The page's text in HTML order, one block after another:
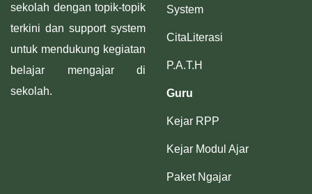
sekolah dengan topik-topik
terkini dan support system
untuk mendukung kegiatan
belajar mengajar di
sekolah.
System
CitaLiterasi
P.A.T.H
Guru
Kejar RPP
Kejar Modul Ajar
Paket Ngajar